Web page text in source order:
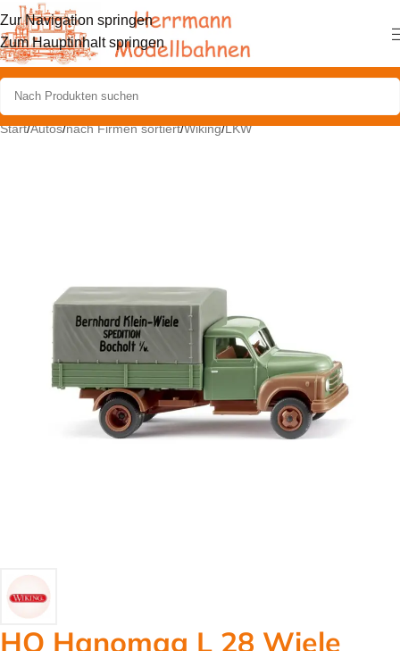
Zur Navigation springen
Zum Hauptinhalt springen
Start/Autos/nach Firmen sortiert/Wiking/LKW
HO Hanomag L 28 Wiele